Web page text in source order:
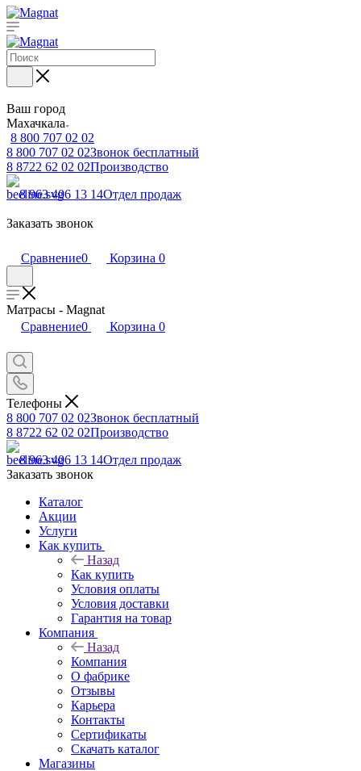
Ваш город
Махачкала
8 800 707 02 02
8 800 707 02 02Звонок бесплатный
8 8722 62 02 02Производство
8 963 406 13 14Отдел продаж
Заказать звонок
Сравнение0 Корзина 0
Матрасы - Magnat
Сравнение0 Корзина 0
Телефоны
8 800 707 02 02Звонок бесплатный
8 8722 62 02 02Производство
8 963 406 13 14Отдел продаж
Заказать звонок
Каталог
Акции
Услуги
Как купить
Назад
Как купить
Условия оплаты
Условия доставки
Гарантия на товар
Компания
Назад
Компания
О фабрике
Отзывы
Карьера
Контакты
Сертификаты
Скачать каталог
Магазины